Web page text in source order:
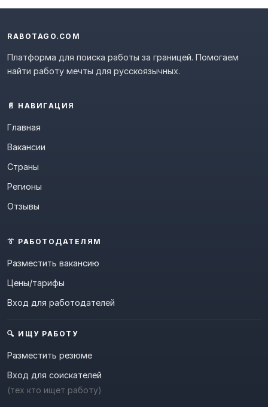
RABOTAGO.COM
Платформа для поиска работы за границей. Помогаем
найти работу мечты для русскоязычных.
📄 НАВИГАЦИЯ
Главная
Вакансии
Страны
Регионы
Отзывы
👔 РАБОТОДАТЕЛЯМ
Разместить вакансию
Цены/тарифы
Вход для работодателей
🔍 ИЩУ РАБОТУ
Разместить резюме
Вход для соискателей
(тех кто ищет работу)